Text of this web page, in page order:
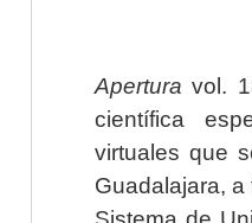
Apertura vol.
científica
virtuales que
Guadalajara,